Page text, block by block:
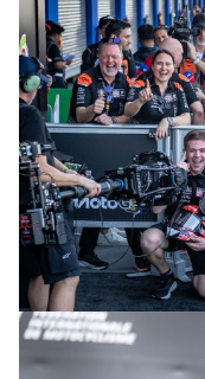
© R. Lekl & S. Wobser